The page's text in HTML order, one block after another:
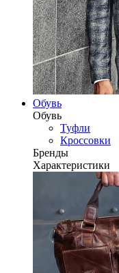
Обувь
Обувь
Туфли
Кроссовки
Бренды
Характеристики